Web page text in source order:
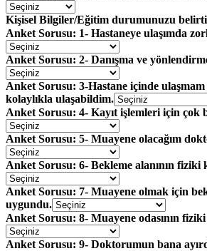
Kişisel Bilgiler/Eğitim durumunuzu
Anket Sorusu: 1- Hastaneye ulaşımda
Anket Sorusu: 2- Danışma ve
Anket Sorusu: 3-Hastane içinde
kolaylıkla ulaşabildim.
Anket Sorusu: 4- Kayıt işlemleri için çok
Anket Sorusu: 5- Muayene olacağım
Anket Sorusu: 6- Bekleme alanının fiziki
Anket Sorusu: 7- Muayene olmak için
uygundu.
Anket Sorusu: 8- Muayene odasının
Anket Sorusu: 9- Doktorumun bana